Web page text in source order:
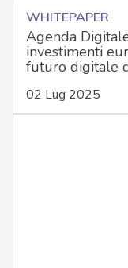
WHITEPAPER
Agenda
investimenti
futuro digitale
02 Lug 2025